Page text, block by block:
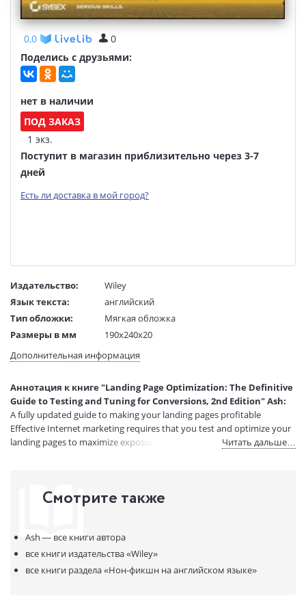
0,0
0
Поделись с друзьями:
нет в наличии
ПОД ЗАКАЗ
1 экз.
Поступит в магазин приблизительно через 3-7
дней
Есть ли доставка в мой город?
Издательство:
Wiley
Язык текста:
английский
Тип обложки:
Мягкая обложка
Размеры в мм
190x240x20
Вес:
1 гр.
Код товара:
50028185
Артикул:
12168577
ISBN:
9780470610121
В продаже с:
08.04.2021
Дополнительная информация
Аннотация к книге "Landing Page Optimization: The Definitive
Guide to Testing and Tuning for Conversions, 2nd Edition" Ash:
A fully updated guide to making your landing pages profitable
Effective Internet marketing requires that you test and optimize your
landing pages to maximize exposure and conversion rate.Читать дальше…
Смотрите также
Ash — все книги автора
все книги издательства«Wiley»
все книги раздела«Нон-фикшн на английском языке»